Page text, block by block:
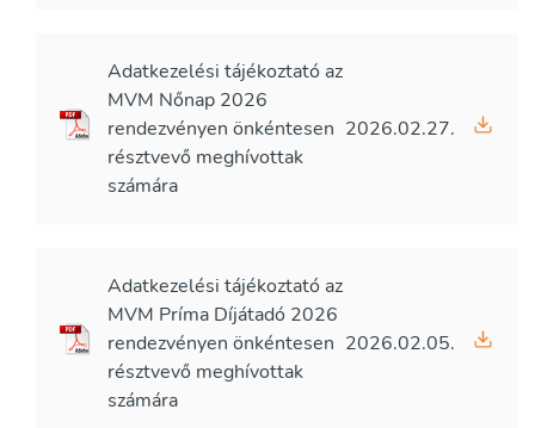
Adatkezelési tájékoztató az
MVM Nőnap 2026
rendezvényen önkéntesen
résztvevő meghívottak
számára
2026.02.27.
Adatkezelési tájékoztató az
MVM Príma Díjátadó 2026
rendezvényen önkéntesen
résztvevő meghívottak
számára
2026.02.05.